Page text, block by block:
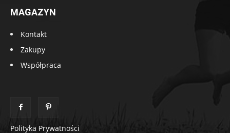
MAGAZYN
Kontakt
Zakupy
Współpraca
Polityka Prywatności